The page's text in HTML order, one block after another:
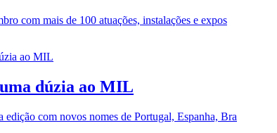
com mais de 100 atuações, instalações e expos
dúzia ao MIL
edição com novos nomes de Portugal, Espanha, Bra